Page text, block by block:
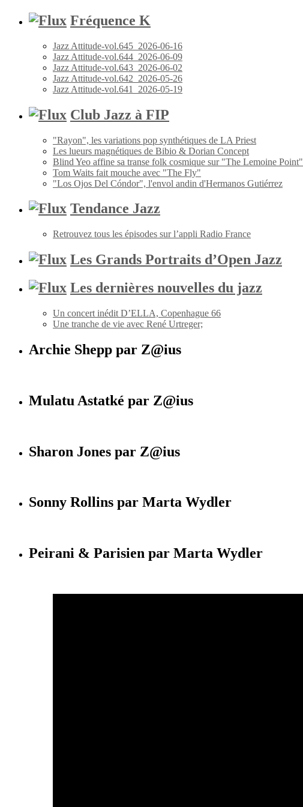
Fréquence K
Jazz Attitude-vol.645_2026-06-16
Jazz Attitude-vol.644_2026-06-09
Jazz Attitude-vol.643_2026-06-02
Jazz Attitude-vol.642_2026-05-26
Jazz Attitude-vol.641_2026-05-19
Club Jazz à FIP
"Rayon", les variations pop synthétiques de LA Priest
Les lueurs magnétiques de Bibio & Dorian Concept
Blind Yeo affine sa transe folk cosmique sur "The Lemoine Point"
Tom Waits fait mouche avec "The Fly"
"Los Ojos Del Cóndor", l'envol andin d'Hermanos Gutiérrez
Tendance Jazz
Retrouvez tous les épisodes sur l’appli Radio France
Les Grands Portraits d’Open Jazz
Les dernières nouvelles du jazz
Un concert inédit D’ELLA, Copenhague 66
Une tranche de vie avec René Urtreger;
Archie Shepp par Z@ius
Mulatu Astatké par Z@ius
Sharon Jones par Z@ius
Sonny Rollins par Marta Wydler
Peirani & Parisien par Marta Wydler